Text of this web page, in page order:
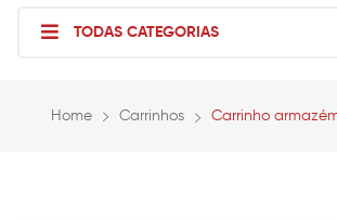
TODAS CATEGORIAS
Home Carrinhos Carrinho